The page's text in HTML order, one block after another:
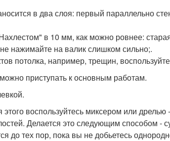
в два слоя: первый параллельно
в 10 мм, как можно ровнее:
нажимайте на валик слишком сильно;.
потолка, например, трещин,
приступать к основным работам.
воспользуйтесь миксером или
Делается это следующим способом -
до тех пор, пока вы не добьетесь